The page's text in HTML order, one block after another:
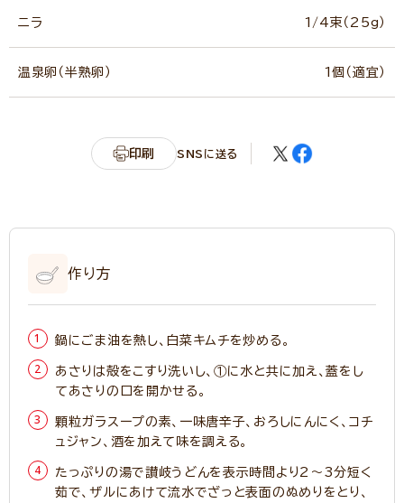
ニラ 1/4束（25g）
温泉卵（半熟卵） 1個（適宜）
印刷 SNSに送る
作り方
鍋にごま油を熱し、白菜キムチを炒める。
あさりは殻をこすり洗いし、①に水と共に加え、蓋をし
てあさりの口を開かせる。
顆粒ガラスープの素、一味唐辛子、おろしにんにく、コチ
ュジャン、酒を加えて味を調える。
たっぷりの湯で讃岐うどんを表示時間より2～3分短く
茹で、ザルにあけて流水でざっと表面のぬめりをとり、